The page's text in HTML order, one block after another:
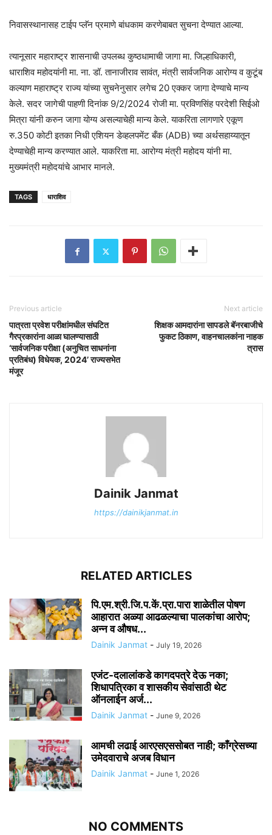
निवासस्थानासह टाईप प्लॅन प्रमाणे बांधकाम करणेबाबत सुचना देण्यात आल्या.
त्यानूसार महाराष्ट्र शासनाची उपलब्ध कुष्ठधामाची जागा मा. जिल्हाधिकारी,
धाराशिव महोदयांनी मा. ना. डॉ. तानाजीराव सावंत, मंत्री सार्वजनिक आरोग्य व कुटूंब
कल्याण महाराष्ट्र राज्य यांच्या सुचनेनुसार लगेच 20 एक्कर जागा देण्याचे मान्य
केले. सदर जागेची पाहणी दिनांक 9/2/2024 रोजी मा. प्रविणसिंह परदेशी सिईओ
मित्रा यांनी करुन जागा योग्य असल्याचेही मान्य केले. याकरिता लागणारे एकूण
रु.350 कोटी इतका निधी एशियन डेव्हलपमेंट बँक (ADB) च्या अर्थसहाय्यातून
देण्याचेही मान्य करण्यात आले. याकरिता मा. आरोग्य मंत्री महोदय यांनी मा.
मुख्यमंत्री महोदयांचे आभार मानले.
TAGS धाराशिव
Previous article
पात्रता प्रवेश परीक्षांमधील संघटित
गैरप्रकारांना आळा घालण्यासाठी
‘सार्वजनिक परीक्षा (अनुचित साधनांना
प्रतिबंध) विधेयक, 2024’ राज्यसभेत
मंजूर
Next article
शिक्षक आमदारांना सापडले बॅनरबाजीचे
फुकट ठिकाण, वाहनचालकांना नाहक
त्रास
Dainik Janmat
https://dainikjanmat.in
RELATED ARTICLES
पि.एम.श्री.जि.प.कें.प्रा.पारा शाळेतील पोषण
आहारात अळ्या आढळल्याचा पालकांचा आरोप;
अन्न व औषध...
Dainik Janmat - July 19, 2026
एजंट-दलालांकडे कागदपत्रे देऊ नका;
शिधापत्रिका व शासकीय सेवांसाठी थेट
ऑनलाईन अर्ज...
Dainik Janmat - June 9, 2026
आमची लढाई आरएसएससोबत नाही; काँग्रेसच्या
उमेदवाराचे अजब विधान
Dainik Janmat - June 1, 2026
NO COMMENTS